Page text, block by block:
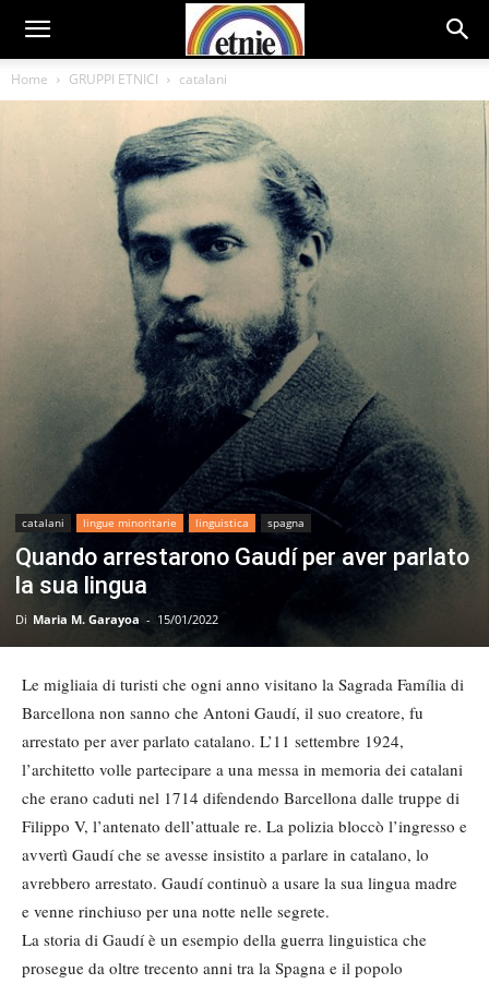
Home GRUPPI ETNICI catalani
catalani lingue minoritarie linguistica spagna
Quando arrestarono Gaudí per aver parlato
la sua lingua
Di Maria M. Garayoa - 15/01/2022
Le migliaia di turisti che ogni anno visitano la Sagrada Família di
Barcellona non sanno che Antoni Gaudí, il suo creatore, fu
arrestato per aver parlato catalano. L’11 settembre 1924,
l’architetto volle partecipare a una messa in memoria dei catalani
che erano caduti nel 1714 difendendo Barcellona dalle truppe di
Filippo V, l’antenato dell’attuale re. La polizia bloccò l’ingresso e
avvertì Gaudí che se avesse insistito a parlare in catalano, lo
avrebbero arrestato. Gaudí continuò a usare la sua lingua madre
e venne rinchiuso per una notte nelle segrete.
La storia di Gaudí è un esempio della guerra linguistica che
prosegue da oltre trecento anni tra la Spagna e il popolo